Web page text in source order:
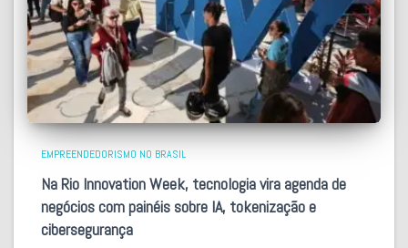
EMPREENDEDORISMO NO BRASIL
Na Rio Innovation Week, tecnologia vira agenda de
negócios com painéis sobre IA, tokenização e
cibersegurança